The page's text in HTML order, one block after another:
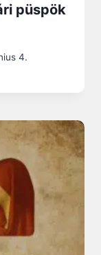
püspök
4.